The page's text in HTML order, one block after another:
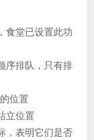
食堂已设置此功
序排队，只有排
位置
立位置
，表明它们是否